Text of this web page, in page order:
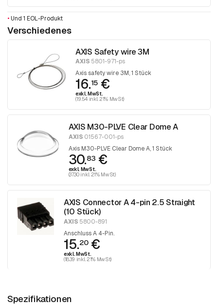
• Und 1 EOL-Produkt
Verschiedenes
AXIS Safety wire 3M
AXIS 5801-971-ps
Axis safety wire 3M, 1 Stück
16.15 €
exkl. MwSt.
(19.54 inkl. 21% MwSt)
AXIS M30-PLVE Clear Dome A
AXIS01567-001-ps
Axis M30-PLVE Clear Dome A, 1 Stück
30.83€
exkl. MwSt.
(37.30 inkl. 21% MwSt)
AXIS Connector A 4-pin 2.5 Straight
(10 Stück)
AXIS 5800-891
Anschluss A 4-Pin.
15.20€
exkl. MwSt.
(18.39 inkl. 21% MwSt)
Spezifikationen